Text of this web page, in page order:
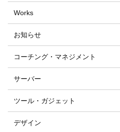
Works
お知らせ
コーチング・マネジメント
サーバー
ツール・ガジェット
デザイン